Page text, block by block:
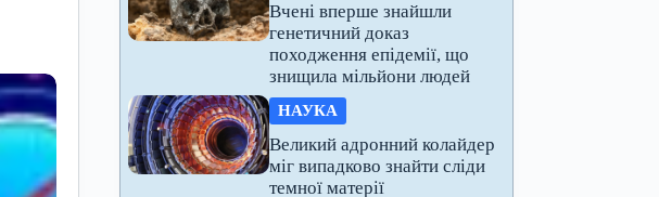
Вчені вперше знайшли
генетичний доказ
походження епідемії, що
знищила мільйони людей
НАУКА
Великий адронний колайдер
міг випадково знайти сліди
темної матерії